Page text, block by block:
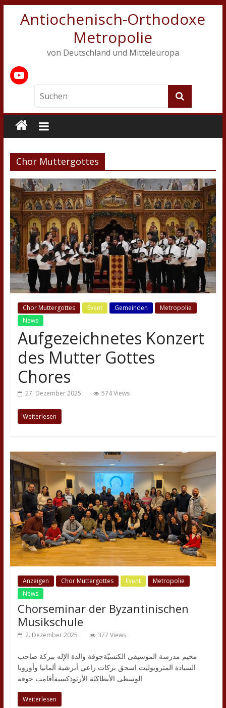
Antiochenisch-Orthodoxe
Metropolie
von Deutschland und Mitteleuropa
Chor Muttergottes
Chor Muttergottes Event Gemeinden
Metropolie
News
Aufgezeichnetes Konzert
des Mutter Gottes
Chores
27. Dezember 2025 574 Views
Weiterlesen
Anzeigen Chor Muttergottes Event
Metropolie
News
Chorseminar der Byzantinischen
Musikschule
2. Dezember 2025 377 Views
مخيم مدرسة الموسيقى الكنسيّةجوقة والدة الإله ببركة صاحب
السيادة المتروبوليت اسحق بركات راعي أبرشية ألمانيا وأوروبا
الوسطى الأنطاكيّة الأرثوذكسيةأقامت جوقة
Weiterlesen